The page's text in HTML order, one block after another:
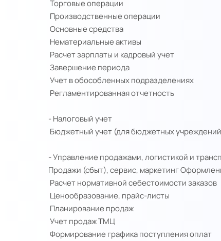
Торговые операции
Производственные операции
Основные средства
Нематериальные активы
Расчет зарплаты и кадровый учет
Завершение периода
Учет в обособленных подразделениях
Регламентированная отчетность
- Налоговый учет
Бюджетный учет (для бюджетных
- Управление продажами, логистикой и
Продажи (сбыт), сервис, маркетинг
Расчет нормативной себестоимости заказов
Ценообразование, прайс-листы
Планирование продаж
Учет продаж ТМЦ
Формирование графика поступления оплат